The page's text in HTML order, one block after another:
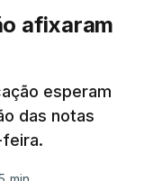
afixaram
esperam
das notas